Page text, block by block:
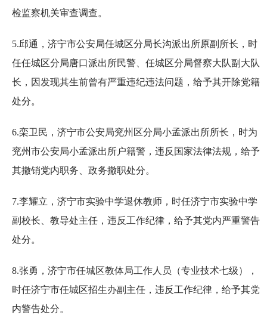
检监察机关审查调查。
5.邱通，济宁市公安局任城区分局长沟派出所原副所长，时
任任城区分局唐口派出所民警、任城区分局督察大队副大队
长，因发现其生前曾有严重违纪违法问题，给予其开除党籍
处分。
6.栾卫民，济宁市公安局兖州区分局小孟派出所所长，时为
兖州市公安局小孟派出所户籍警，违反国家法律法规，给予
其撤销党内职务、政务撤职处分。
7.李耀立，济宁市实验中学退休教师，时任济宁市实验中学
副校长、教导处主任，违反工作纪律，给予其党内严重警告
处分。
8.张勇，济宁市任城区教体局工作人员（专业技术七级），
时任济宁市任城区招生办副主任，违反工作纪律，给予其党
内警告处分。